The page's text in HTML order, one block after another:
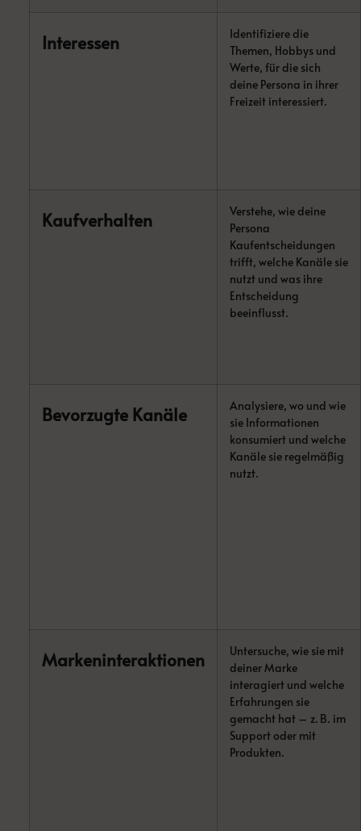
Interessen
Identifiziere die
Themen, Hobbys und
Werte, für die sich
deine Persona in ihrer
Freizeit interessiert.
Kaufverhalten
Verstehe, wie deine
Persona
Kaufentscheidungen
trifft, welche Kanäle sie
nutzt und was ihre
Entscheidung
beeinflusst.
Bevorzugte Kanäle
Analysiere, wo und wie
sie Informationen
konsumiert und welche
Kanäle sie regelmäßig
nutzt.
Markeninteraktionen
Untersuche, wie sie mit
deiner Marke
interagiert und welche
Erfahrungen sie
gemacht hat – z. B. im
Support oder mit
Produkten.